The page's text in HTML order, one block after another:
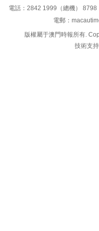
電話：2842 1999（總機）
電郵：
版權屬于澳門時報所有.
技術支